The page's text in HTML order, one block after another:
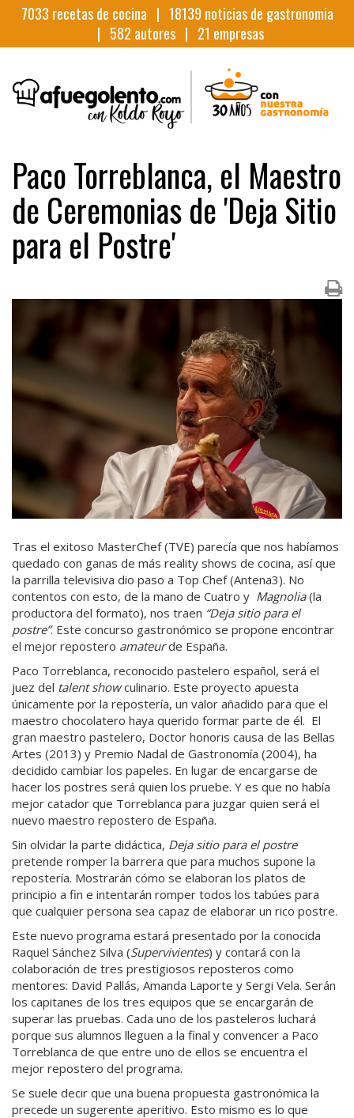
7033 recetas de cocina | 18139 noticias de gastronomia
| 582 autores | 21 empresas
Paco Torreblanca, el Maestro
de Ceremonias de 'Deja Sitio
para el Postre'
Tras el exitoso MasterChef (TVE) parecía que nos habíamos
quedado con ganas de más reality shows de cocina, así que
la parrilla televisiva dio paso a Top Chef (Antena3). No
contentos con esto, de la mano de Cuatro y Magnolia(la
productora del formato), nos traen “Deja sitio para el
postre”. Este concurso gastronómico se propone encontrar
el mejor repostero amateurde España.
Paco Torreblanca, reconocido pastelero español, será el
juez del talent showculinario. Este proyecto apuesta
únicamente por la repostería, un valor añadido para que el
maestro chocolatero haya querido formar parte de él. El
gran maestro pastelero, Doctor honoris causa de las Bellas
Artes (2013) y Premio Nadal de Gastronomía (2004), ha
decidido cambiar los papeles. En lugar de encargarse de
hacer los postres será quien los pruebe. Y es que no había
mejor catador que Torreblanca para juzgar quien será el
nuevo maestro repostero de España.
Sin olvidar la parte didáctica, Deja sitio para el postre
pretende romper la barrera que para muchos supone la
repostería. Mostrarán cómo se elaboran los platos de
principio a fin e intentarán romper todos los tabúes para
que cualquier persona sea capaz de elaborar un rico postre.
Este nuevo programa estará presentado por la conocida
Raquel Sánchez Silva (Supervivientes) y contará con la
colaboración de tres prestigiosos reposteros como
mentores: David Pallás, Amanda Laporte y Sergi Vela. Serán
los capitanes de los tres equipos que se encargarán de
superar las pruebas. Cada uno de los pasteleros luchará
porque sus alumnos lleguen a la final y convencer a Paco
Torreblanca de que entre uno de ellos se encuentra el
mejor repostero del programa.
Se suele decir que una buena propuesta gastronómica la
precede un sugerente aperitivo. Esto mismo es lo que